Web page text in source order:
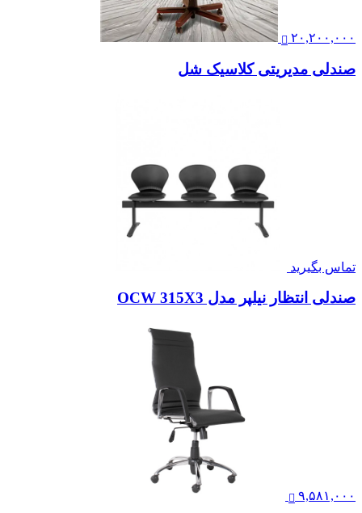
۲۰,۲۰۰,۰۰۰
صندلی مدیریتی کلاسیک شل
تماس بگیرید
صندلی انتظار نیلپر مدل OCW 315X3
۹,۵۸۱,۰۰۰